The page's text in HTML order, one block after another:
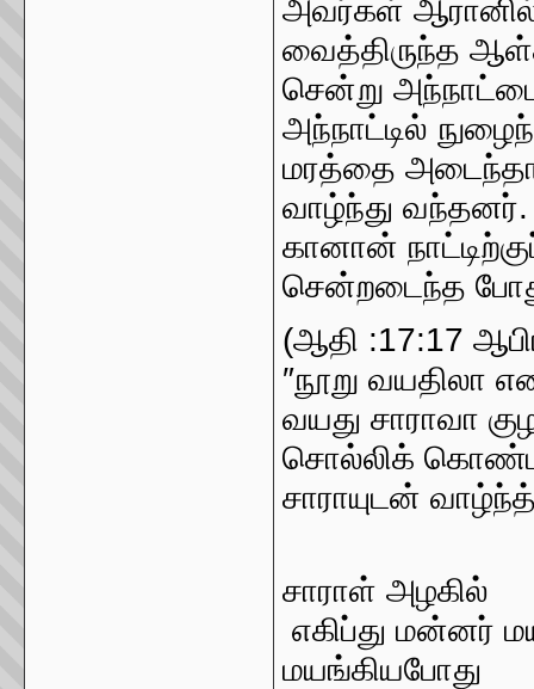
அவர்கள் ஆரானில்
வைத்திருந்த
சென்று
அந்நாட்டில்
மரத்தை
வாழ்ந்து வந்தனர்.
கானான்
சென்றடைந்த
(ஆதி :17:17
″நூறு வயதிலா
வயது சாராவா
சொல்லிக்
சாராயுடன்
சாராள்
எகிப்து
மயங்கியபோது